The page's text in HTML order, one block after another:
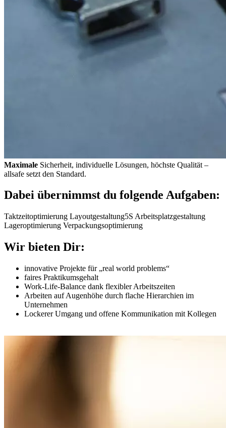
Maximale Sicherheit, individuelle Lösungen, höchste Qualität –
allsafe setzt den Standard.
Dabei übernimmst du folgende Aufgaben:
Taktzeitoptimierung Layoutgestaltung5S Arbeitsplatzgestaltung
Lageroptimierung Verpackungsoptimierung
Wir bieten Dir:
innovative Projekte für „real world problems“
faires Praktikumsgehalt
Work-Life-Balance dank flexibler Arbeitszeiten
Arbeiten auf Augenhöhe durch flache Hierarchien im
Unternehmen
Lockerer Umgang und offene Kommunikation mit Kollegen